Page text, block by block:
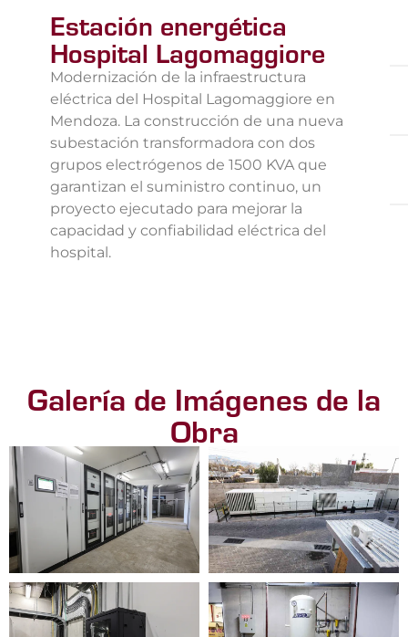
Estación energética
Hospital Lagomaggiore
Modernización de la infraestructura
eléctrica del Hospital Lagomaggiore en
Mendoza. La construcción de una nueva
subestación transformadora con dos
grupos electrógenos de 1500 KVA que
garantizan el suministro continuo, un
proyecto ejecutado para mejorar la
capacidad y confiabilidad eléctrica del
hospital.
Galería de Imágenes de la
Obra